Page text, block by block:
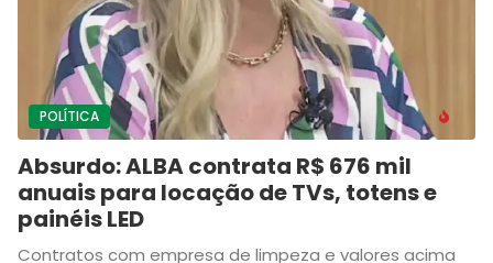
POLÍTICA
Absurdo: ALBA contrata R$ 676 mil
anuais para locação de TVs, totens e
painéis LED
Contratos com empresa de limpeza e valores acima